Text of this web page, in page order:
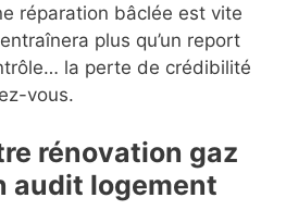
réparation bâclée est vite
plus qu’un report
la perte de crédibilité
vous.
rénovation gaz
audit logement